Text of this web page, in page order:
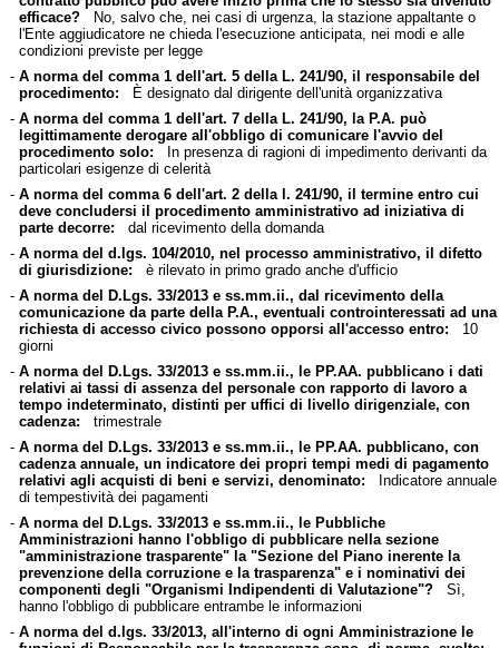
efficace?No, salvo che, nei casi di urgenza, la stazione appaltante o
l'Ente aggiudicatore ne chieda l'esecuzione anticipata, nei modi e alle
condizioni previste per legge
- A norma del comma 1 dell'art. 5 della L. 241/90, il responsabile del
procedimento: È designato dal dirigente dell'unità organizzativa
- A norma del comma 1 dell'art. 7 della L. 241/90, la P.A. può
legittimamente derogare all'obbligo di comunicare l'avvio del
procedimento solo: In presenza di ragioni di impedimento derivanti da
particolari esigenze di celerità
- A norma del comma 6 dell'art. 2 della l. 241/90, il termine entro cui
deve concludersi il procedimento amministrativo ad iniziativa di
parte decorre: dal ricevimento della domanda
- A norma del d.lgs. 104/2010, nel processo amministrativo, il difetto
di giurisdizione: è rilevato in primo grado anche d'ufficio
- A norma del D.Lgs. 33/2013 e ss.mm.ii., dal ricevimento della
comunicazione da parte della P.A., eventuali controinteressati ad una
richiesta di accesso civico possono opporsi all'accesso entro: 10
giorni
- A norma del D.Lgs. 33/2013 e ss.mm.ii., le PP.AA. pubblicano i dati
relativi ai tassi di assenza del personale con rapporto di lavoro a
tempo indeterminato, distinti per uffici di livello dirigenziale, con
cadenza: trimestrale
- A norma del D.Lgs. 33/2013 e ss.mm.ii., le PP.AA. pubblicano, con
cadenza annuale, un indicatore dei propri tempi medi di pagamento
relativi agli acquisti di beni e servizi, denominato: Indicatore annuale
di tempestività dei pagamenti
- A norma del D.Lgs. 33/2013 e ss.mm.ii., le Pubbliche
Amministrazioni hanno l'obbligo di pubblicare nella sezione
"amministrazione trasparente" la "Sezione del Piano inerente la
prevenzione della corruzione e la trasparenza" e i nominativi dei
componenti degli "Organismi Indipendenti di Valutazione"?Sì,
hanno l'obbligo di pubblicare entrambe le informazioni
- A norma del d.lgs. 33/2013, all'interno di ogni Amministrazione le